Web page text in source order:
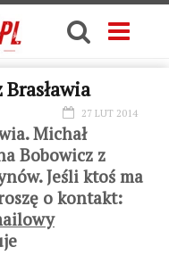
27 LUT 2014
Michał
Bobowicz z
Jeśli ktoś ma
o kontakt: